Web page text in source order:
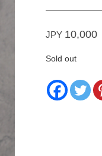
JPY 10,000
Sold out